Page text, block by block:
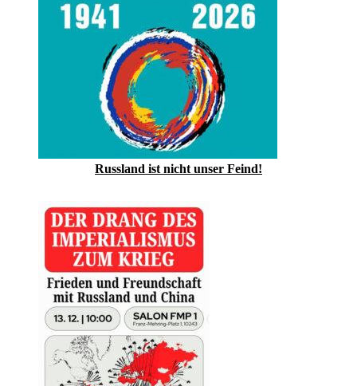
Russland ist nicht unser Feind!